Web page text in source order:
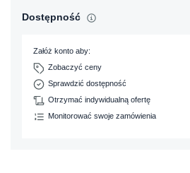
Dostępność
Załóż konto aby:
Zobaczyć ceny
Sprawdzić dostępność
Otrzymać indywidualną ofertę
Monitorować swoje zamówienia